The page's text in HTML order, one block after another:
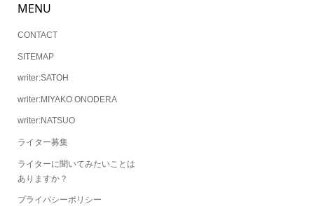
MENU
CONTACT
SITEMAP
writer:SATOH
writer:MIYAKO ONODERA
writer:NATSUO
ライター募集
ライターに聞いてみたいことは
ありますか？
プライバシーポリシー